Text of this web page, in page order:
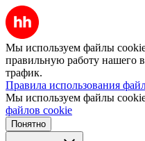
Мы используем файлы
правильную работу нашего
трафик.
Правила использования
Мы используем файлы
файлов cookie
Понятно